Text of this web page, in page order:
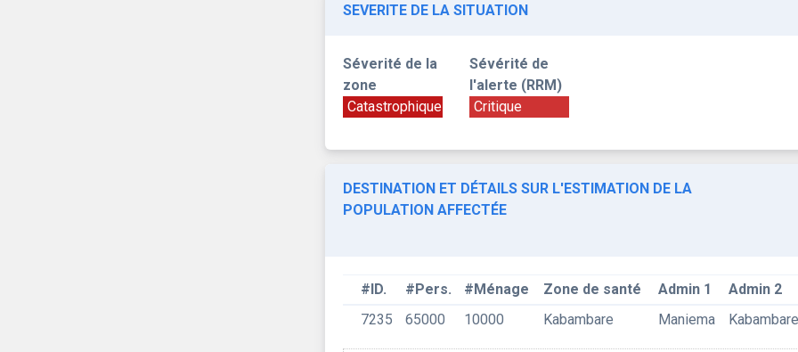
SEVERITE DE LA SITUATION
Séverité de la
zone
Catastrophique
Sévérité de
l'alerte (RRM)
Critique
DESTINATION ET DÉTAILS SUR L'ESTIMATION DE LA
POPULATION AFFECTÉE
#ID. #Pers. #Ménage Zone de santé Admin 1
Admin 2
7235
65000 10000 Kabambare Maniema Kabambare